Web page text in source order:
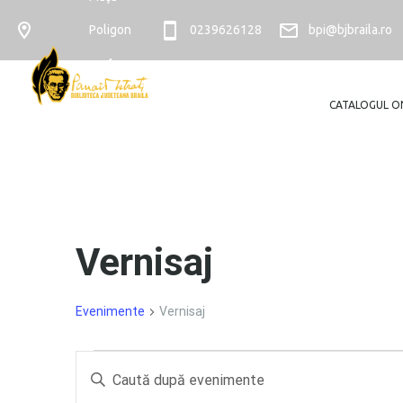
Poligon
nr. 4
0239626128 bpi@bjbraila.ro
CATALOGUL
Vernisaj
Evenimente Vernisaj
Evenimente
Navigare
Introdu